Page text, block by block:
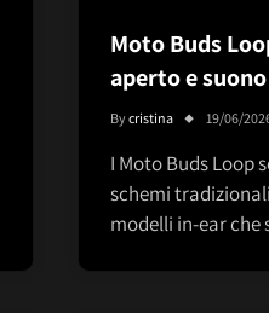
Moto Buds
aperto e
Bycristina 19/06/
I Moto Buds Loop
schemi
modelli in-ear